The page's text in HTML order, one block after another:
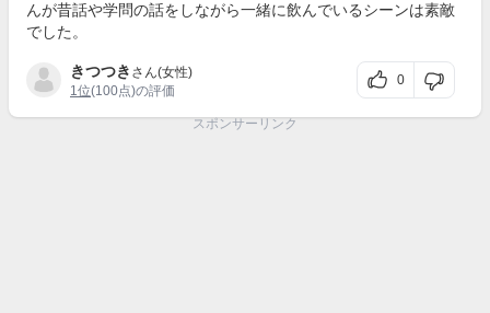
んが昔話や学問の話をしながら一緒に飲んでいるシーンは素敵
でした。
きつつき さん(女性)
1位(100点)の評価
0
スポンサーリンク